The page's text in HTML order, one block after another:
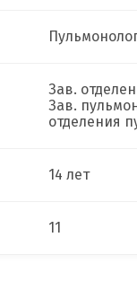
Зав.
Зав.
отделения
14 лет
11